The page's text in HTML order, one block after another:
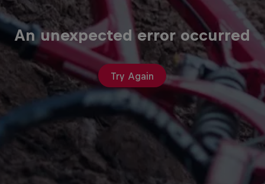
An unexpected error occurred
Try Again